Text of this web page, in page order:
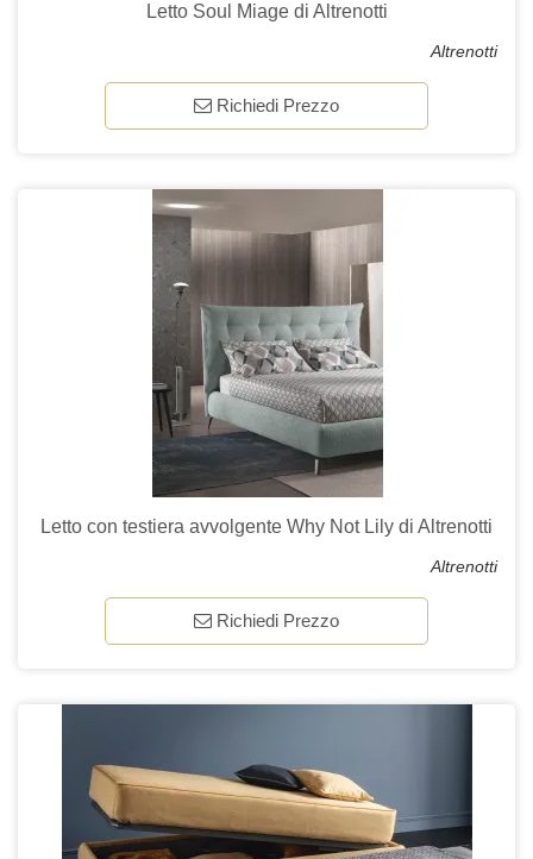
Letto Soul Miage di Altrenotti
Altrenotti
Richiedi Prezzo
Letto con testiera avvolgente Why Not Lily di Altrenotti
Altrenotti
Richiedi Prezzo